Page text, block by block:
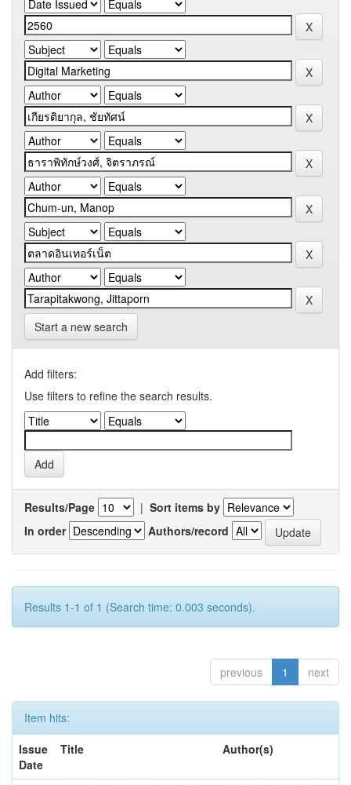
Start a new search
Add filters:
Use filters to refine the search results.
Results/Page | Sort items by
In order
Authors/record
Results 1-1 of 1 (Search time: 0.003 seconds).
previous 1 next
Item hits:
Issue
Date
Title Author(s)